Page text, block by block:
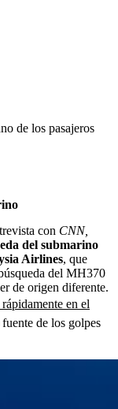
de los pasajeros
con CNN,
del submarino
Airlines, que
del MH370
de origen diferente.
en el
de los golpes